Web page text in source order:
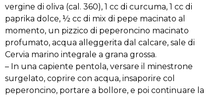
vergine di oliva (cal. 360), 1 cc di curcuma, 1 cc di
paprika dolce, ½ cc di mix di pepe macinato al
momento, un pizzico di peperoncino macinato
profumato, acqua alleggerita dal calcare, sale di
Cervia marino integrale a grana grossa.
– In una capiente pentola, versare il minestrone
surgelato, coprire con acqua, insaporire col
peperoncino, portare a bollore, e poi continuare la